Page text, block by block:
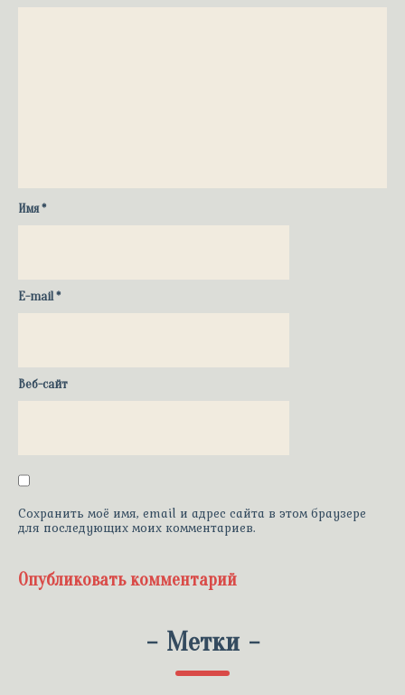
Имя*
E-mail*
Веб-сайт
Сохранить моё имя, email и адрес сайта в этом браузере
для последующих моих комментариев.
- Метки -